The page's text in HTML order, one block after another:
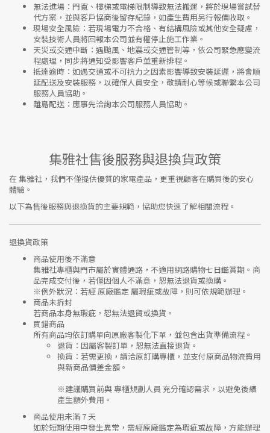
無法進場 ：門寬、樓梯或電梯限制導致無法搬運，將於現場嘗試替
代方案，並與客戶協商後留存紀錄，如產生費用另行報價收取。
現場安全風險 ： 若現場電力不合格、有結構風險或其他安全疑慮，
安裝技術人員將回報本公司並有權停止施工作業。
天災或交通中斷 ：遇颱風、地震或交通管制等，依公司緊急應變流
程處理，同步將通知受影響客戶並重新排程。
抵達逾時 ：如遇交通或不可抗力之因素影響導致安裝延遲，將會順
延配送及安裝服務，以確保人員安全，敬請耐心等候或聯繫本公司
服務人員協助。
離島配送 ：應事先洽詢本公司服務人員協助。
集雅社售後服務與退換貨政策
在集雅社 ，我們不僅提供優質的家電產品，更重視顧客在購買後的安心
體驗。
以下為售後服務與退換貨的主要規範，協助您快速了解相關流程。
退換貨政策
商品使用後不滿意
集雅社專櫃與門市屬於實體通路，不適用網路購物七日鑑賞期 。商
品完成交付後，若僅因個人不滿意，恕無法退貨或換購。
※例外狀況：若經 原廠鑑定 屬瑕疵或故障，則可依規範辦理。
商品未拆封
若商品本身無瑕疵，恕無法退貨或換貨。
買錯商品
所有商品均依訂購單向原廠客製化下單 ，並包含出貨準備流程。
退貨 ：因屬客製訂單，恕無法直接退貨。
換貨 ：若需更換，請洽原訂購專櫃，並支付原商品物流費用
與新商品價差金額 。
※建議購買前與專櫃規劃人員 充分確認需求，以避免後續
產生額外費用。
商品使用未滿 7 天
如於短期使用中發生異常，需經原廠鑑定為瑕疵或故障，方能辦理